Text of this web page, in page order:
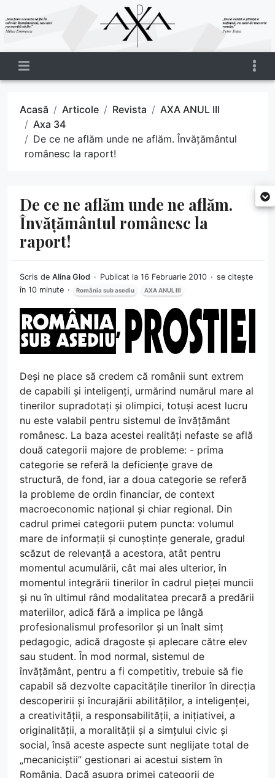
Acasă Articole Revista
AXA ANUL III
Axa 34
De ce ne aflăm unde ne aflăm. Învățământul
românesc la raport!
De ce ne aflăm unde ne aflăm.
Învățământul românesc la
raport!
Scris de Alina Glod Publicat la 16 Februarie 2010
se citește
în 10 minute
România sub asediu AXA ANUL III
Deși ne place să credem că românii sunt extrem
de capabili și inteligenți, urmărind numărul mare al
tinerilor supradotați și olimpici, totuși acest lucru
nu este valabil pentru sistemul de învățământ
românesc. La baza acestei realități nefaste se află
două categorii majore de probleme: - prima
categorie se referă la deficiențe grave de
structură, de fond, iar a doua categorie se referă
la probleme de ordin financiar, de context
macroeconomic național și chiar regional. Din
cadrul primei categorii putem puncta: volumul
mare de informații și cunoștințe generale, gradul
scăzut de relevanță a acestora, atât pentru
momentul acumulării, cât mai ales ulterior, în
momentul integrării tinerilor în cadrul pieței muncii
și nu în ultimul rând modalitatea precară a predării
materiilor, adică fără a implica pe lângă
profesionalismul profesorilor și un înalt simț
pedagogic, adică dragoste și aplecare către elev
sau student. În mod normal, sistemul de
învățământ, pentru a fi competitiv, trebuie să fie
capabil să dezvolte capacitățile tinerilor în direcția
descoperirii și încurajării abilităților, a inteligenței,
a creativității, a responsabilității, a inițiativei, a
originalității, a moralității și a simțului civic și
social, însă aceste aspecte sunt neglijate total de
„mecaniciștii” gestionari ai acestui sistem în
România. Dacă asupra primei categorii de